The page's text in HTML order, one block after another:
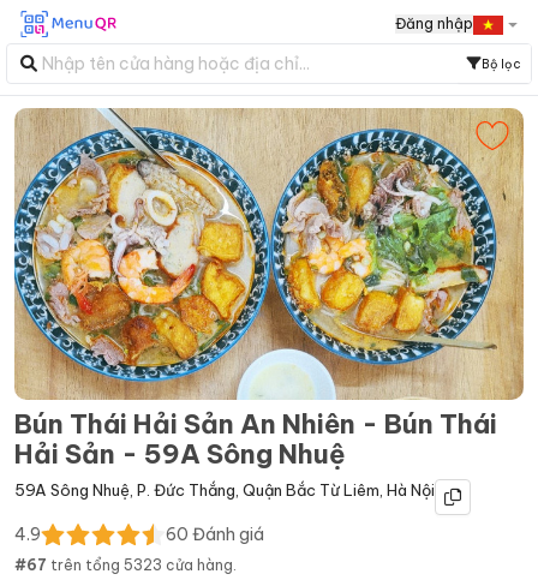
Đăng nhập
Bộ lọc
Bún Thái Hải Sản An Nhiên - Bún Thái
Hải Sản - 59A Sông Nhuệ
59A Sông Nhuệ P. Đức Thắng Quận Bắc Từ Liêm Hà Nội
4.9 60 Đánh giá
#67 trên tổng 5323 cửa hàng.